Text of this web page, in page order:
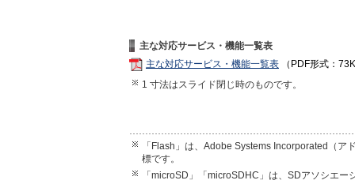
主な対応サービス・機能一覧表
主な対応サービス・機能一覧表 （PDF形式：
1 寸法はスライド閉じ時のものです。
「Flash」は、Adobe Systems Incorporated（
標です。
「microSD」「microSDHC」は、SDアソシエー